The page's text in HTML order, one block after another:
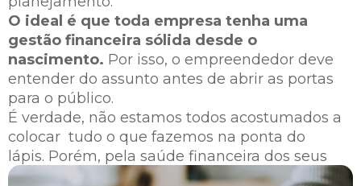
O ideal é que toda empresa tenha uma
gestão financeira sólida desde o
nascimento. Por isso, o empreendedor deve
entender do assunto antes de abrir as portas
para o público.
É verdade, não estamos todos acostumados a
colocar tudo o que fazemos na ponta do
lápis. Porém, pela saúde financeira dos seus
negócios, é preciso criar o hábito.